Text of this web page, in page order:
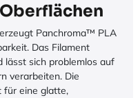
Panchroma™ PLA
Das Filament
lässt sich problemlos auf
verarbeiten. Die
für eine glatte,